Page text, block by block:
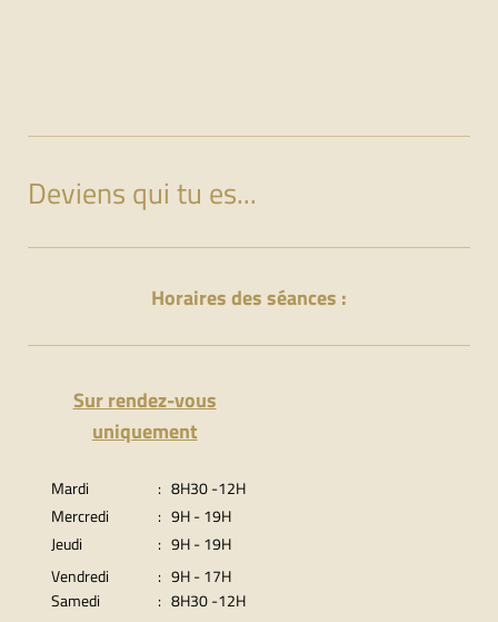
Deviens qui tu es...
Horaires des séances :
Sur rendez-vous
uniquement
Mardi
: 8H30 -12H
Mercredi
: 9H - 19H
Jeudi
: 9H - 19H
Vendredi
Samedi
: 9H - 17H
: 8H30 -12H